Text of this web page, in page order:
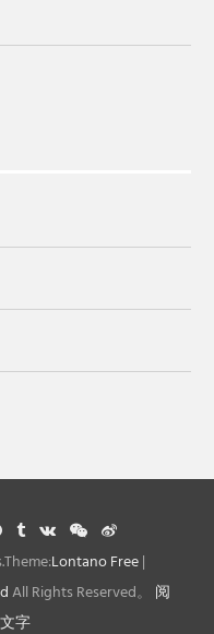
Pinterest
Tumblr
VK WeChatWeibo
Lontano Free|
All Rights Reserved。 阅
字